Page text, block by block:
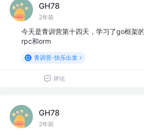
GH78
2年前
今天是青训营第十四天，学习了go框架
rpc和orm
青训营-快乐出发
评论
GH78
2年前